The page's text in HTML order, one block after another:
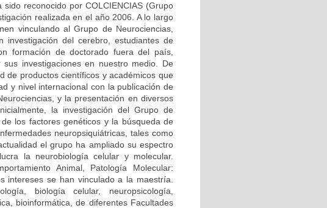
reconocido por COLCIENCIAS (Grupo
realizada en el año 2006. A lo largo
vinculando al Grupo de Neurociencias,
investigación del cerebro, estudiantes de
formación de doctorado fuera del país,
investigaciones en nuestro medio. De
de productos científicos y académicos que
y nivel internacional con la publicación de
y la presentación en diversos
la investigación del Grupo de
los factores genéticos y la búsqueda de
neuropsiquiátricas, tales como
el grupo ha ampliado su espectro
la neurobiología celular y molecular.
Animal, Patología Molecular:
intereses se han vinculado a la maestría.
biología celular, neuropsicología,
bioinformática, de diferentes Facultades